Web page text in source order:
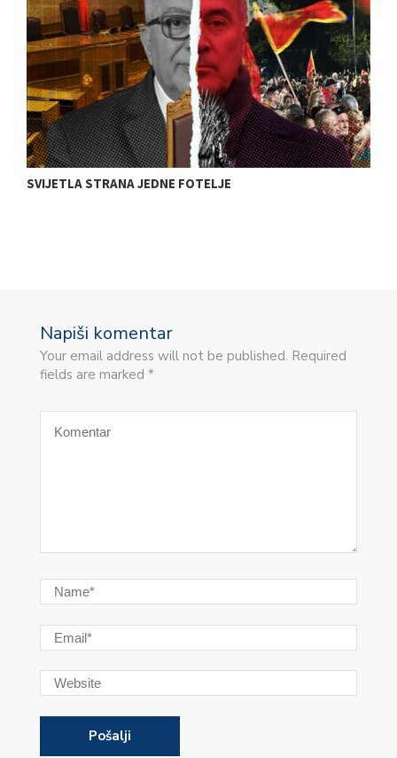
SVIJETLA STRANA JEDNE FOTELJE
Napiši komentar
Your email address will not be published. Required
fields are marked *